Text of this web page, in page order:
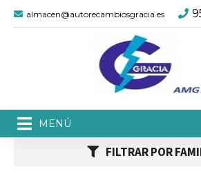
almacen@autorecambiosgracia.es
FILTRAR POR